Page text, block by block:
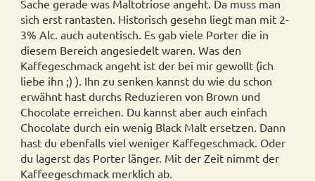
Sache gerade was Maltotriose angeht. Da muss man
sich erst rantasten. Historisch gesehn liegt man mit 2-
3% Alc. auch autentisch. Es gab viele Porter die in
diesem Bereich angesiedelt waren. Was den
Kaffegeschmack angeht ist der bei mir gewollt (ich
liebe ihn ;) ). Ihn zu senken kannst du wie du schon
erwähnt hast durchs Reduzieren von Brown und
Chocolate erreichen. Du kannst aber auch einfach
Chocolate durch ein wenig Black Malt ersetzen. Dann
hast du ebenfalls viel weniger Kaffegeschmack. Oder
du lagerst das Porter länger. Mit der Zeit nimmt der
Kaffeegeschmack merklich ab.